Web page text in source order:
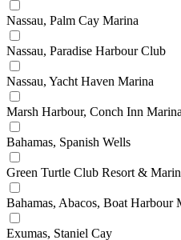
Nassau, Palm Cay Marina
Nassau, Paradise Harbour Club
Nassau, Yacht Haven Marina
Marsh Harbour, Conch Inn Marina
Bahamas, Spanish Wells
Green Turtle Club Resort &
Bahamas, Abacos, Boat Harbour
Exumas, Staniel Cay